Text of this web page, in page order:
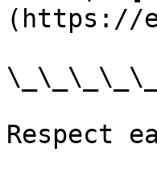
(https://
Respect